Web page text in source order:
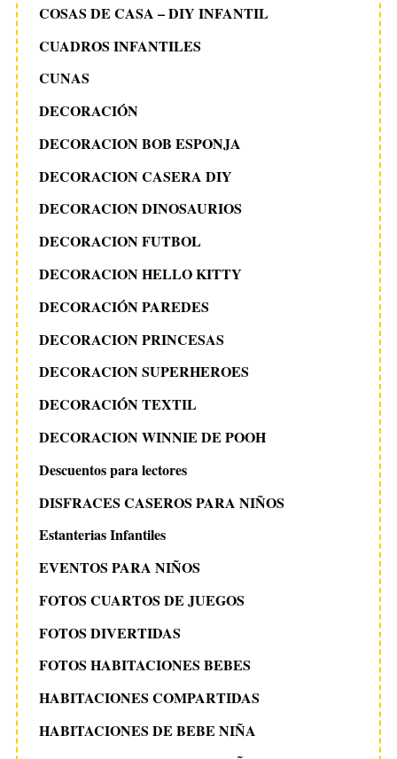
COSAS DE CASA – DIY INFANTIL
CUADROS INFANTILES
CUNAS
DECORACIÓN
DECORACION BOB ESPONJA
DECORACION CASERA DIY
DECORACION DINOSAURIOS
DECORACION FUTBOL
DECORACION HELLO KITTY
DECORACIÓN PAREDES
DECORACION PRINCESAS
DECORACION SUPERHEROES
DECORACIÓN TEXTIL
DECORACION WINNIE DE POOH
Descuentos para lectores
DISFRACES CASEROS PARA NIÑOS
Estanterias Infantiles
EVENTOS PARA NIÑOS
FOTOS CUARTOS DE JUEGOS
FOTOS DIVERTIDAS
FOTOS HABITACIONES BEBES
HABITACIONES COMPARTIDAS
HABITACIONES DE BEBE NIÑA